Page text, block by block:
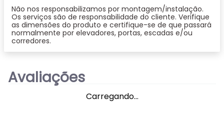
Não nos responsabilizamos por montagem/instalação.
Os serviços são de responsabilidade do cliente. Verifique
as dimensões do produto e certifique-se de que passará
normalmente por elevadores, portas, escadas e/ou
corredores.
Avaliações
Carregando…